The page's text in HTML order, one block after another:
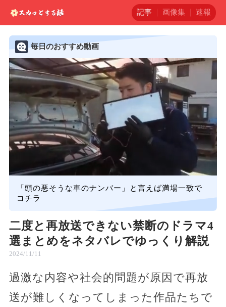
記事 画像集 速報
毎日のおすすめ動画
「頭の悪そうな車のナンバー」と言えば満場一致で
コチラ
二度と再放送できない禁断のドラマ4
選まとめをネタバレでゆっくり解説
2024/11/11
過激な内容や社会的問題が原因で再放
送が難しくなってしまった作品たちで